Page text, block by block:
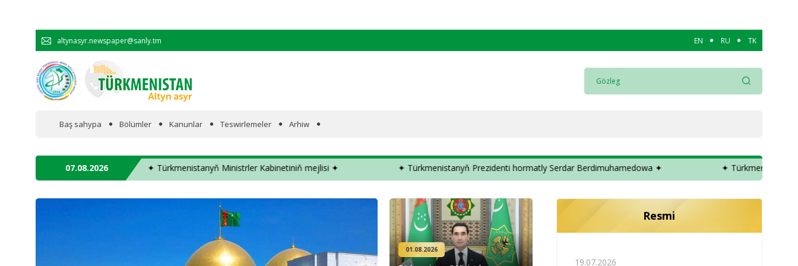
altynasyr.newspaper@sanly.tm EN RU TK
Baş sahypa Bölümler
Wakalaryň jümmişinde
Kanunlar Teswirlemeler Arhiw
07.08.2026
prezidenti, Da­şa­ry iş­ler fe­de­ral de­par­ta­men­ti­niň baş­ly­gy­ny ka­bul et­di ✦ ✦ Türkmenistanyň Ministrler Kabinetiniň mejlisi ✦ ✦ Türkmenistanyň Prezidenti hormatly Serdar
01.08.2026
Resmi
19.07.2026